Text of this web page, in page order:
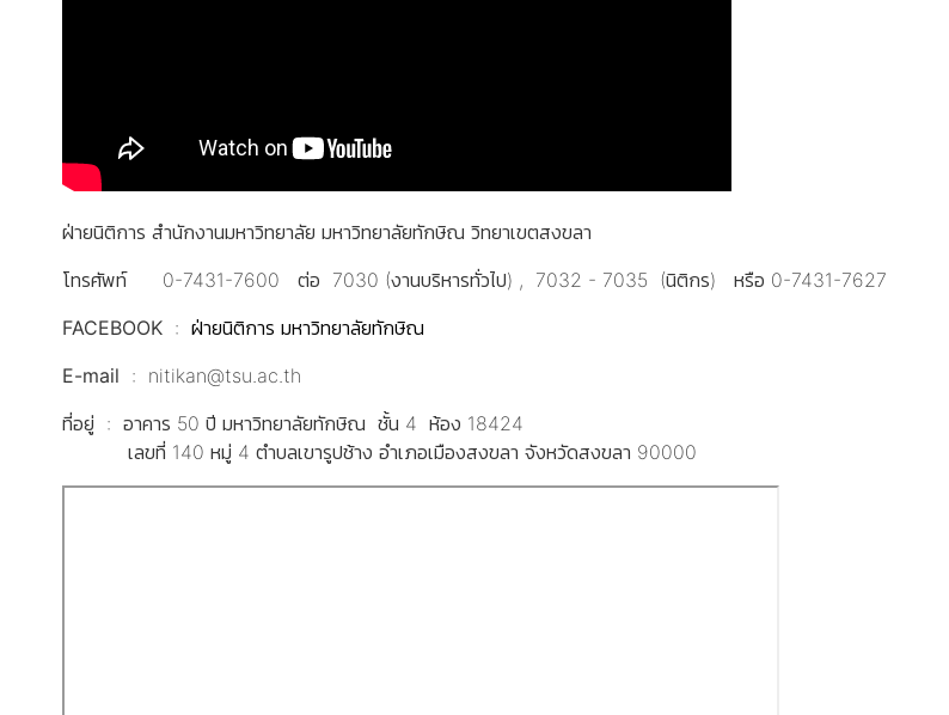
ฝ่ายนิติการ สำนักงานมหาวิทยาลัย มหาวิทยาลัยทักษิณ วิทยาเขตสงขลา
โทรศัพท์0-7431-7600 ต่อ 7030 (งานบริหารทั่วไป) , 7032 - 7035 (นิติกร) หรือ 0-7431-7627
FACEBOOK : ฝ่ายนิติการ มหาวิทยาลัยทักษิณ
E-mail : nitikan@tsu.ac.th
ที่อยู่ : อาคาร 50 ปี มหาวิทยาลัยทักษิณ ชั้น 4 ห้อง 18424
เลขที่ 140 หมู่ 4 ตำบลเขารูปช้าง อำเภอเมืองสงขลา จังหวัดสงขลา 90000